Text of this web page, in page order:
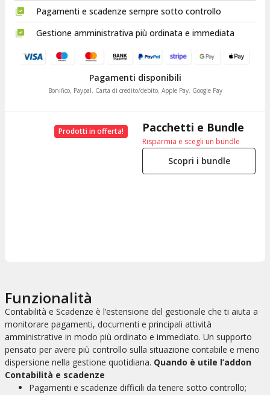
Funzionalità
Contabilità e Scadenze è l’estensione del gestionale che ti aiuta a
monitorare pagamenti, documenti e principali attività
amministrative in modo più ordinato e immediato. Un supporto
pensato per avere più controllo sulla situazione contabile e meno
dispersione nella gestione quotidiana. Quando è utile l’addon
Contabilità e scadenze
Pagamenti e scadenze difficili da tenere sotto controllo;
Pagamenti e scadenze sempre sotto controllo
Gestione amministrativa più ordinata e immediata
Pagamenti disponibili
Bonifico, Paypal, Carta di credito/debito, Apple Pay, Google Pay
Prodotti in offerta! Pacchetti e Bundle
Risparmia e scegli un bundle
Scopri i bundle